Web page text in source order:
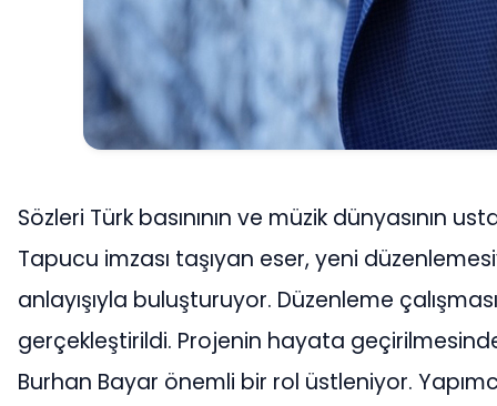
Sözleri Türk basınının ve müzik dünyasının
Tapucu imzası taşıyan eser, yeni
anlayışıyla buluşturuyor. Düzenleme
gerçekleştirildi. Projenin hayata
Burhan Bayar önemli bir rol üstleniyor.